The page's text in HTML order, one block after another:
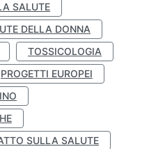
SALUTE
DELLA DONNA
TOSSICOLOGIA
PROGETTI EUROPEI
SULLA SALUTE